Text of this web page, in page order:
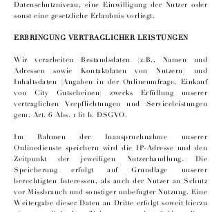
Datenschutzniveau, eine Einwilligung der Nutzer oder
sonst eine gesetzliche Erlaubnis vorliegt.
ERBRINGUNG VERTRAGLICHER LEISTUNGEN
Wir verarbeiten Bestandsdaten (z.B., Namen und
Adressen sowie Kontaktdaten von Nutzern) und
Inhaltsdaten (Angaben in der Onlineumfrage, Einkauf
von City Gutscheinen) zwecks Erfüllung unserer
vertraglichen Verpflichtungen und Serviceleistungen
gem. Art. 6 Abs. 1 lit b. DSGVO.
Im Rahmen der Inanspruchnahme unserer
Onlinedienste speichern wird die IP-Adresse und den
Zeitpunkt der jeweiligen Nutzerhandlung. Die
Speicherung erfolgt auf Grundlage unserer
berechtigten Interessen, als auch der Nutzer an Schutz
vor Missbrauch und sonstiger unbefugter Nutzung. Eine
Weitergabe dieser Daten an Dritte erfolgt soweit hierzu